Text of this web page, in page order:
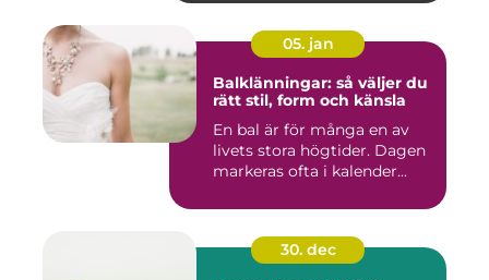
05. jan
Balklänningar: så väljer du
rätt stil, form och känsla
En bal är för många en av
livets stora högtider. Dagen
markeras ofta i kalender...
30. dec